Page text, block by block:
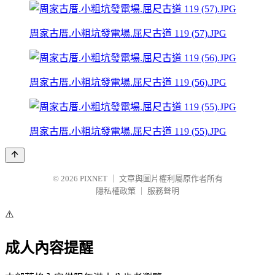
周家古厝.小粗坑發電場.屈尺古道 119 (57).JPG
周家古厝.小粗坑發電場.屈尺古道 119 (56).JPG
周家古厝.小粗坑發電場.屈尺古道 119 (55).JPG
© 2026 PIXNET
文章與圖片權利屬原作者所有
隱私權政策
服務聲明
⚠️
成人內容提醒